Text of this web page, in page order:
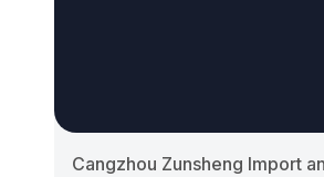
Cangzhou Zunsheng Import